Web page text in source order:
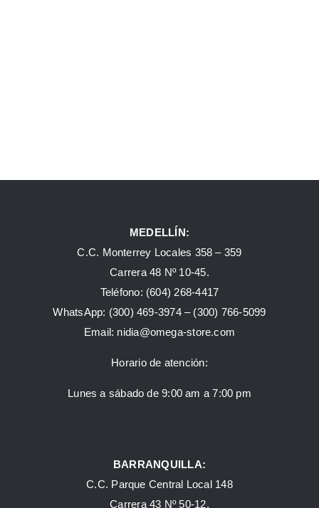
MEDELLÍN:
C.C. Monterrey Locales 358 – 359
Carrera 48 Nº 10-45.
Teléfono: (604) 268-4417
WhatsApp: (300) 469-3974 – (300) 766-5099
Email: nidia@omega-store.com
Horario de atención:
Lunes a sábado de 9:00 am a 7:00 pm
BARRANQUILLA:
C.C. Parque Central Local 148
Carrera 43 Nº 50-12.